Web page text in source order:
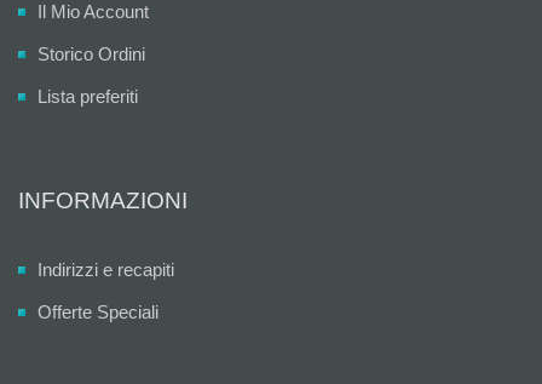
Il Mio Account
Storico Ordini
Lista preferiti
INFORMAZIONI
Indirizzi e recapiti
Offerte Speciali